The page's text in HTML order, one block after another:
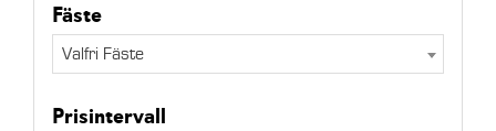
Fäste
Valfri Fäste
Prisintervall